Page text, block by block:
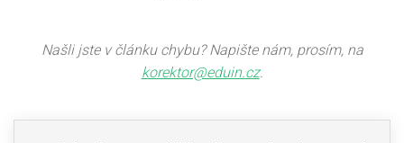
Našli jste v článku chybu? Napište nám, prosím, na
korektor@eduin.cz.